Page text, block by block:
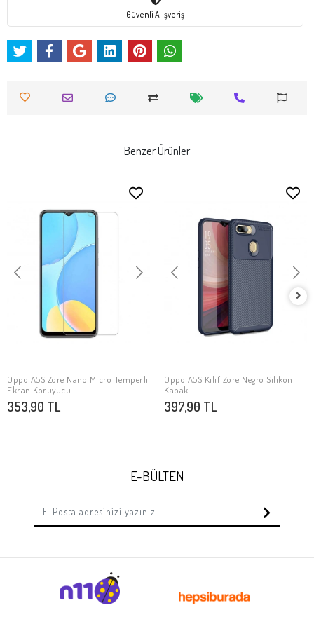
Güvenli Alışveriş
Benzer Ürünler
SEPETE EKLE
Oppo A5S Zore Nano Micro Temperli
Ekran Koruyucu
353,90 TL
SEPETE EKLE
Oppo A5S Kılıf Zore Negro Silikon
Kapak
397,90 TL
E-BÜLTEN